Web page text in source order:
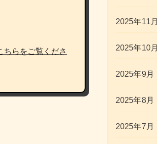
ちらをご覧くださ
2025年11月
2025年10月
2025年9月
2025年8月
2025年7月